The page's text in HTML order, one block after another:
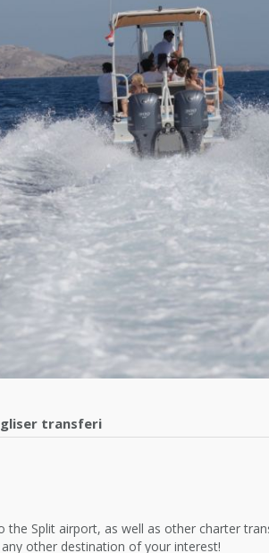
transferi
the Split airport, as well as other charter
other destination of your interest!